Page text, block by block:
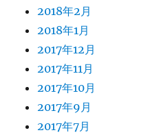
2018年2月
2018年1月
2017年12月
2017年11月
2017年10月
2017年9月
2017年7月